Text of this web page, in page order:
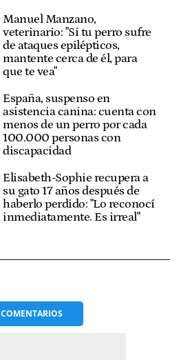
Manuel Manzano,
veterinario: "Si tu perro sufre
de ataques epilépticos,
mantente cerca de él, para
que te vea"
España, suspenso en
asistencia canina: cuenta con
menos de un perro por cada
100.000 personas con
discapacidad
Elisabeth-Sophie recupera a
su gato 17 años después de
haberlo perdido: "Lo reconocí
inmediatamente. Es irreal"
COMENTARIOS